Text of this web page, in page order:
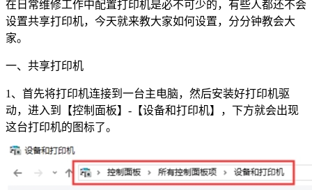
在日常维修工作中配置打印机是必不可少的，有些人都还不会
设置共享打印机，今天就来教大家如何设置，分分钟教会大
家。
一、共享打印机
1、首先将打印机连接到一台主电脑，然后安装好打印机驱
动，进入到【控制面板】-【设备和打印机】，下方就会出现
这台打印机的图标了。